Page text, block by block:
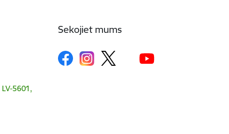
LV-5601,
Sekojiet mums